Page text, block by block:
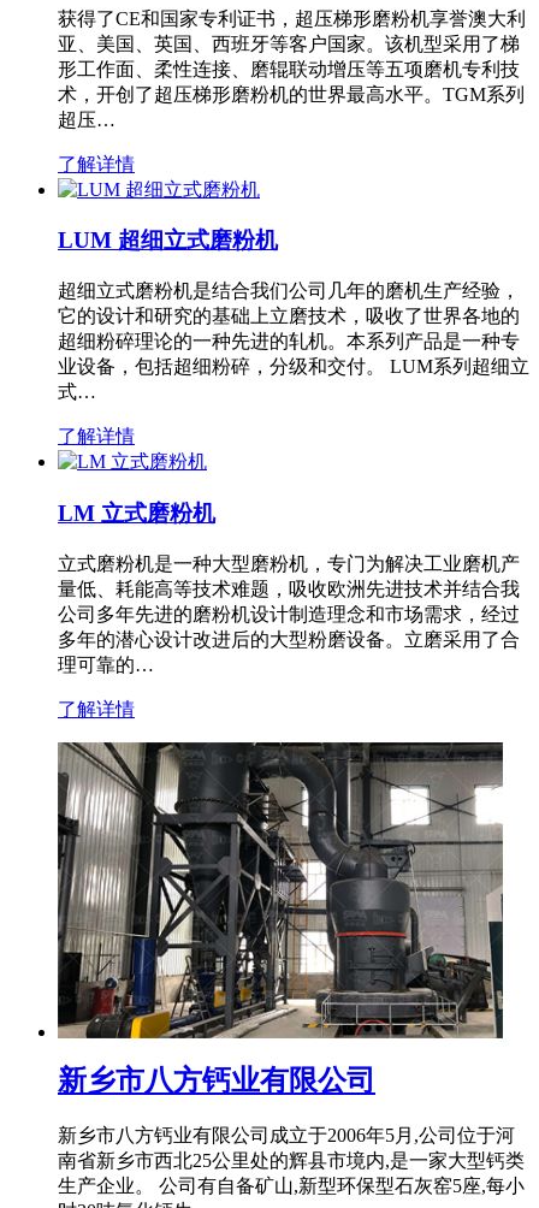
获得了CE和国家专利证书，超压梯形磨粉机享誉澳大利
亚、美国、英国、西班牙等客户国家。该机型采用了梯
形工作面、柔性连接、磨辊联动增压等五项磨机专利技
术，开创了超压梯形磨粉机的世界最高水平。TGM系列
超压…
了解详情
LUM 超细立式磨粉机
超细立式磨粉机是结合我们公司几年的磨机生产经验，
它的设计和研究的基础上立磨技术，吸收了世界各地的
超细粉碎理论的一种先进的轧机。本系列产品是一种专
业设备，包括超细粉碎，分级和交付。 LUM系列超细立
式…
了解详情
LM 立式磨粉机
立式磨粉机是一种大型磨粉机，专门为解决工业磨机产
量低、耗能高等技术难题，吸收欧洲先进技术并结合我
公司多年先进的磨粉机设计制造理念和市场需求，经过
多年的潜心设计改进后的大型粉磨设备。立磨采用了合
理可靠的…
了解详情
新乡市八方钙业有限公司
新乡市八方钙业有限公司成立于2006年5月,公司位于河
南省新乡市西北25公里处的辉县市境内,是一家大型钙类
生产企业。 公司有自备矿山,新型环保型石灰窑5座,每小